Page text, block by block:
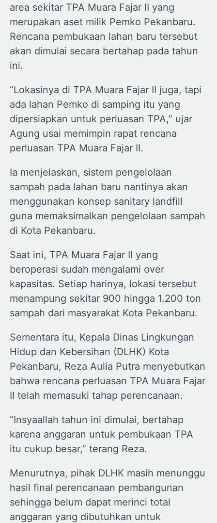
area sekitar TPA Muara Fajar II yang
merupakan aset milik Pemko Pekanbaru.
Rencana pembukaan lahan baru tersebut
akan dimulai secara bertahap pada tahun
ini.
“Lokasinya di TPA Muara Fajar II juga, tapi
ada lahan Pemko di samping itu yang
dipersiapkan untuk perluasan TPA,” ujar
Agung usai memimpin rapat rencana
perluasan TPA Muara Fajar II.
Ia menjelaskan, sistem pengelolaan
sampah pada lahan baru nantinya akan
menggunakan konsep sanitary landfill
guna memaksimalkan pengelolaan sampah
di Kota Pekanbaru.
Saat ini, TPA Muara Fajar II yang
beroperasi sudah mengalami over
kapasitas. Setiap harinya, lokasi tersebut
menampung sekitar 900 hingga 1.200 ton
sampah dari masyarakat Kota Pekanbaru.
Sementara itu, Kepala Dinas Lingkungan
Hidup dan Kebersihan (DLHK) Kota
Pekanbaru, Reza Aulia Putra menyebutkan
bahwa rencana perluasan TPA Muara Fajar
II telah memasuki tahap perencanaan.
“Insyaallah tahun ini dimulai, bertahap
karena anggaran untuk pembukaan TPA
itu cukup besar,” terang Reza.
Menurutnya, pihak DLHK masih menunggu
hasil final perencanaan pembangunan
sehingga belum dapat merinci total
anggaran yang dibutuhkan untuk